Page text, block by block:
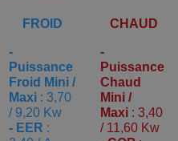
FROID
-
Puissance
Froid Mini /
Maxi : 3,70
/ 9,20 Kw
- EER :
CHAUD
-
Puissance
Chaud
Mini /
Maxi : 3,40
/ 11,60 Kw